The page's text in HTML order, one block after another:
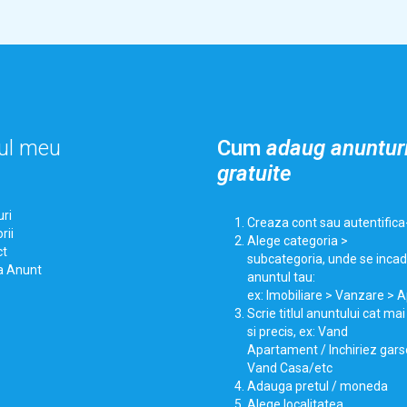
meu
Anunt
Cum adaug
gratuite
Creaza cont sau
Alege categoria >
subcategoria, unde se
anuntul tau:
ex: Imobiliare > Vanzare >
Scrie titlul anuntului cat
si precis, ex: Vand
Apartament / Inchiriez
Vand Casa/etc
Adauga pretul / moneda
Alege localitatea